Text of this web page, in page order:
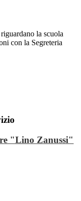
la scuola
con la Segreteria
"Lino Zanussi"